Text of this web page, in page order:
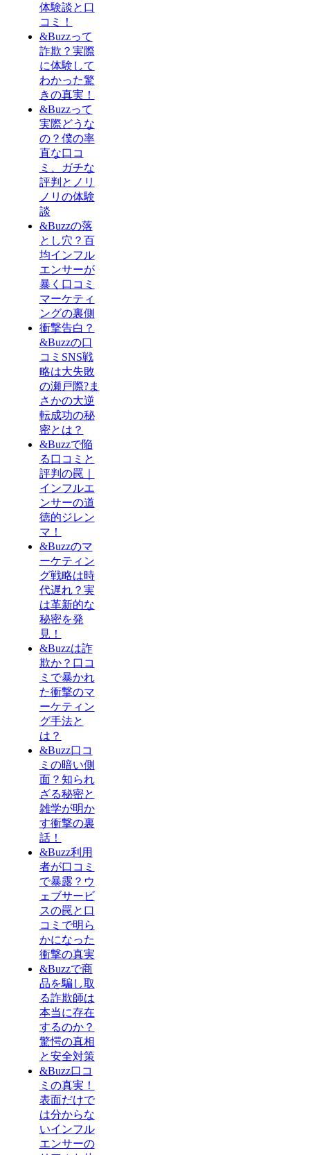
体験談と口
コミ！
&Buzzって
詐欺？実際
に体験して
わかった驚
きの真実！
&Buzzって
実際どうな
の？僕の率
直な口コ
ミ、ガチな
評判とノリ
ノリの体験
談
&Buzzの落
とし穴？百
均インフル
エンサーが
暴く口コミ
マーケティ
ングの裏側
衝撃告白？
&Buzzの口
コミSNS戦
略は大失敗
の瀬戸際?ま
さかの大逆
転成功の秘
密とは？
&Buzzで陥
る口コミと
評判の罠｜
インフルエ
ンサーの道
徳的ジレン
マ！
&Buzzのマ
ーケティン
グ戦略は時
代遅れ？実
は革新的な
秘密を発
見！
&Buzzは詐
欺か？口コ
ミで暴かれ
た衝撃のマ
ーケティン
グ手法と
は？
&Buzz口コ
ミの暗い側
面？知られ
ざる秘密と
雑学が明か
す衝撃の裏
話！
&Buzz利用
者が口コミ
で暴露？ウ
ェブサービ
スの罠と口
コミで明ら
かになった
衝撃の真実
&Buzzで商
品を騙し取
る詐欺師は
本当に存在
するのか？
驚愕の真相
と安全対策
&Buzz口コ
ミの真実！
表面だけで
は分からな
いインフル
エンサーの